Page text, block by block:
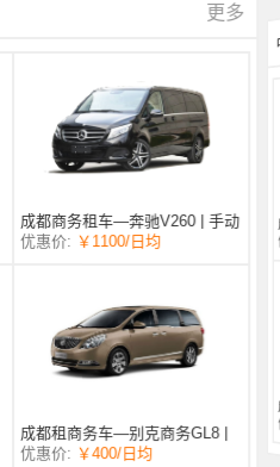
更多
成都商务租车—奔驰V260 | 手动
挡 |
优惠价: ￥1100/日均
成都租商务车—别克商务GL8 |
自动挡 | 7座
优惠价: ￥400/日均